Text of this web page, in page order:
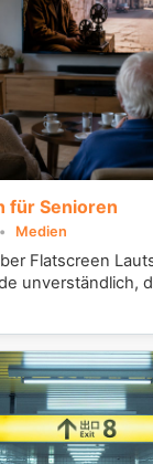
für Senioren
Medien
Flatscreen
unverständlich,